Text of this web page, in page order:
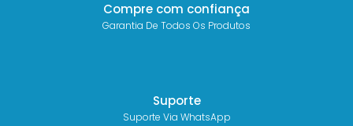
Compre com confiança
Garantia De Todos Os Produtos
Suporte
Suporte Via WhatsApp